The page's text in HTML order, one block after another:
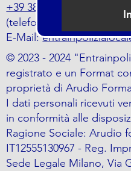
+39 388 797 5464
(telefono o whatsapp)
E-Mail:
© 2023 - 2024
registrato e un Format
proprietà di Arudio
I dati personali ricevuti
in conformità alle
Ragione Sociale: Arudio
IT12555130967 - Reg.
Sede Legale Milano, Via